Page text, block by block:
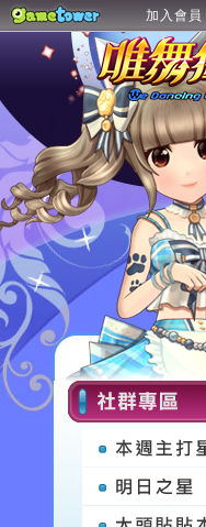
加入會員